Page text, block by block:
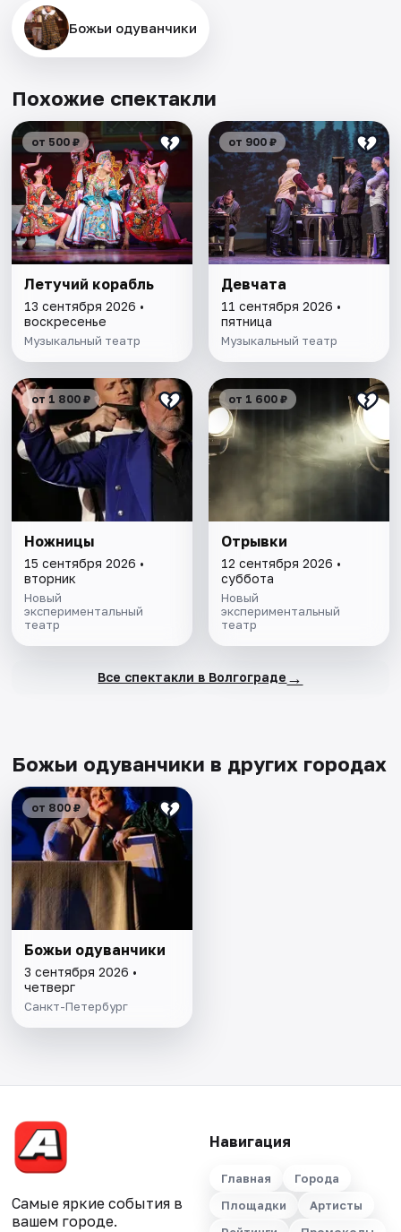
Божьи одуванчики
Похожие спектакли
от 500 ₽
Летучий корабль
13 сентября 2026 •
воскресенье
Музыкальный театр
от 900 ₽
Девчата
11 сентября 2026 •
пятница
Музыкальный театр
от 1 800 ₽
Ножницы
15 сентября 2026 •
вторник
Новый
экспериментальный
театр
от 1 600 ₽
Отрывки
12 сентября 2026 •
суббота
Новый
экспериментальный
театр
Все спектакли в Волгограде →
Божьи одуванчики в других городах
от 800 ₽
Божьи одуванчики
3 сентября 2026 •
четверг
Санкт-Петербург
Самые яркие события в
вашем городе.
Навигация
Главная
Города
Площадки
Артисты